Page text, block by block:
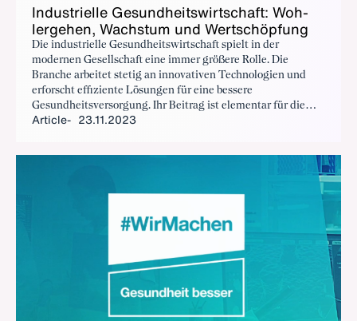
In­dus­trielle Gesund­heitswirtschaft: Woh­
lerge­hen, Wach­s­tum und Wertschöp­fung
Die industrielle Gesundheitswirtschaft spielt in der
modernen Gesellschaft eine immer größere Rolle. Die
Branche arbeitet stetig an innovativen Technologien und
erforscht effiziente Lösungen für eine bessere
Gesundheitsversorgung. Ihr Beitrag ist elementar für die
Gesundheit der Menschen, die Gesellschaft und die
Article 23.11.2023